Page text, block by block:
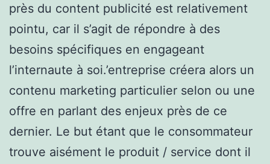
près du content publicité est relativement
pointu, car il s’agit de répondre à des
besoins spécifiques en engageant
l’internaute à soi.’entreprise créera alors un
contenu marketing particulier selon ou une
offre en parlant des enjeux près de ce
dernier. Le but étant que le consommateur
trouve aisément le produit / service dont il